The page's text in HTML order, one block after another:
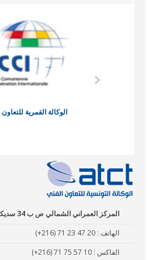
الوكالة القمرية
المركز العمراني الشمالي ص ب 34 سديكس تونس 1080
الهاتف : (+216) 71 23 47 20
الفاكس : (+216) 71 75 57 10